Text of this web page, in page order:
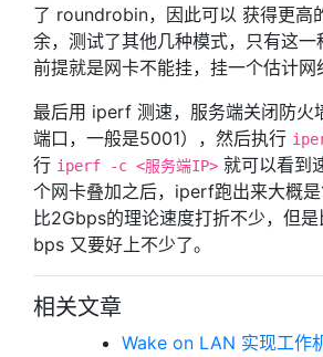
了 roundrobin，因此可以 获得更高
余，测试了其他几种模式，只有这
前提就是网卡不能挂，挂一个估计网
最后用 iperf 测速，服务端关闭防火
端口，一般是5001），然后执行
行 iperf -c <服务端IP> 就可以看到
个网卡叠加之后，iperf跑出来大概
比2Gbps的理论速度打折不少，但
bps 又要好上不少了。
相关文章
Wake on LAN 实现工作